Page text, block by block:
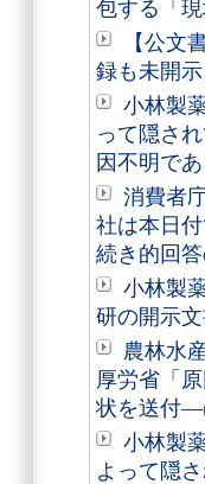
包する「
【公文
録も未開
小林製
って隠さ
因不明で
消費者
社は本日
続き的回
小林製
研の開示
農林水
厚労省「
状を送付―
小林製
よって隠